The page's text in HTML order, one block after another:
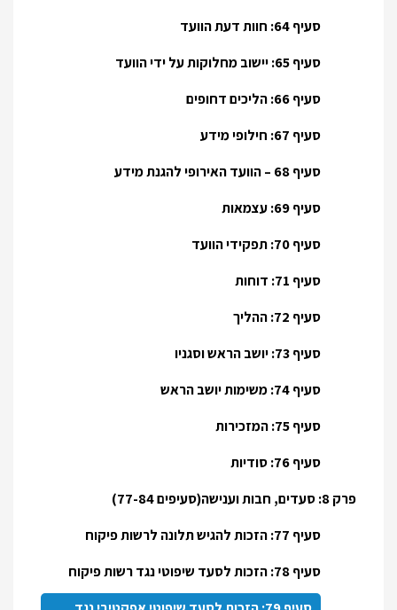
סעיף 64: חוות דעת הוועד
סעיף 65: יישוב מחלוקות על ידי הוועד
סעיף 66: הליכים דחופים
סעיף 67: חילופי מידע
סעיף 68 – הוועד האירופי להגנת מידע
סעיף 69: עצמאות
סעיף 70: תפקידי הוועד
סעיף 71: דוחות
סעיף 72: ההליך
סעיף 73: יושב הראש וסגניו
סעיף 74: משימות יושב הראש
סעיף 75: המזכירות
סעיף 76: סודיות
פרק 8: סעדים, חבות וענישה(סעיפים 77-84)
סעיף 77: הזכות להגיש תלונה לרשות פיקוח
סעיף 78: הזכות לסעד שיפוטי נגד רשות פיקוח